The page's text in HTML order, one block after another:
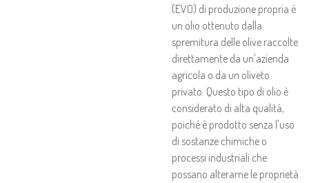
(EVO) di produzione propria è
un olio ottenuto dalla
spremitura delle olive raccolte
direttamente da un'azienda
agricola o da un oliveto
privato. Questo tipo di olio è
considerato di alta qualità,
poiché è prodotto senza l'uso
di sostanze chimiche o
processi industriali che
possano alterarne le proprietà